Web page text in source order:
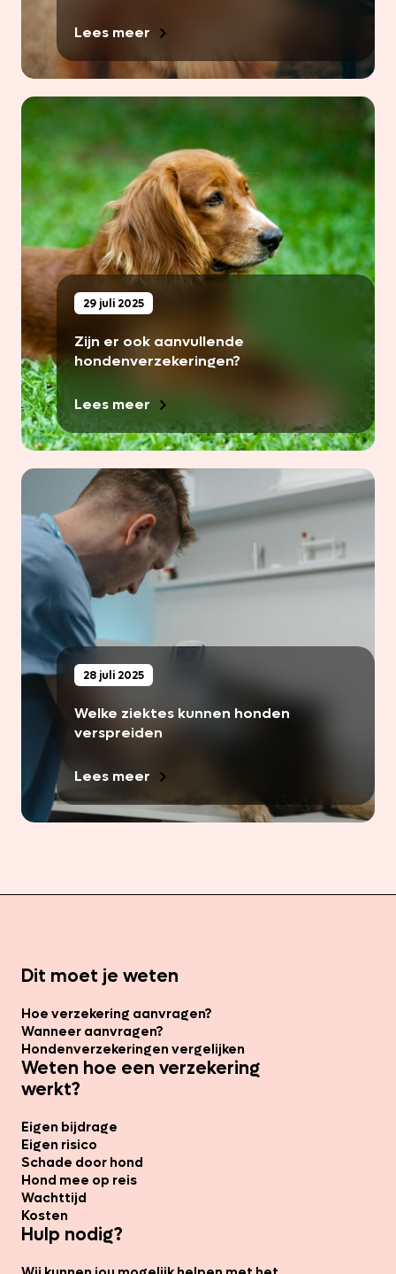
Lees meer
29 juli 2025
Zijn er ook aanvullende
hondenverzekeringen?
Lees meer
28 juli 2025
Welke ziektes kunnen honden
verspreiden
Lees meer
Dit moet je weten
Hoe verzekering aanvragen?
Wanneer aanvragen?
Hondenverzekeringen vergelijken
Weten hoe een verzekering
werkt?
Eigen bijdrage
Eigen risico
Schade door hond
Hond mee op reis
Wachttijd
Kosten
Hulp nodig?